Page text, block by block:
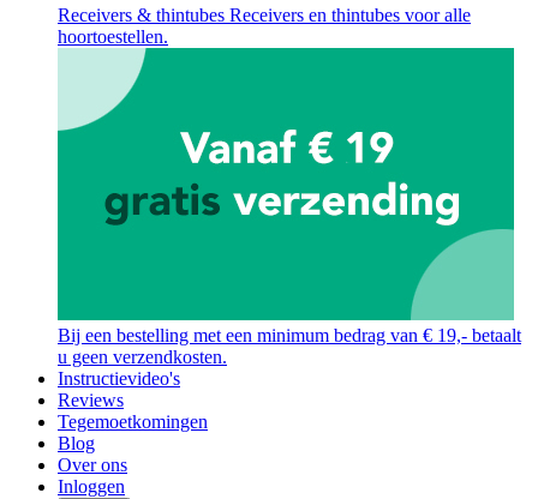
Receivers & thintubes Receivers en thintubes voor alle
hoortoestellen.
Bij een bestelling met een minimum bedrag van € 19,- betaalt
u geen verzendkosten.
Instructievideo's
Reviews
Tegemoetkomingen
Blog
Over ons
Inloggen